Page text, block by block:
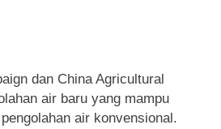
dan China Agricultural
air baru yang mampu
air konvensional.